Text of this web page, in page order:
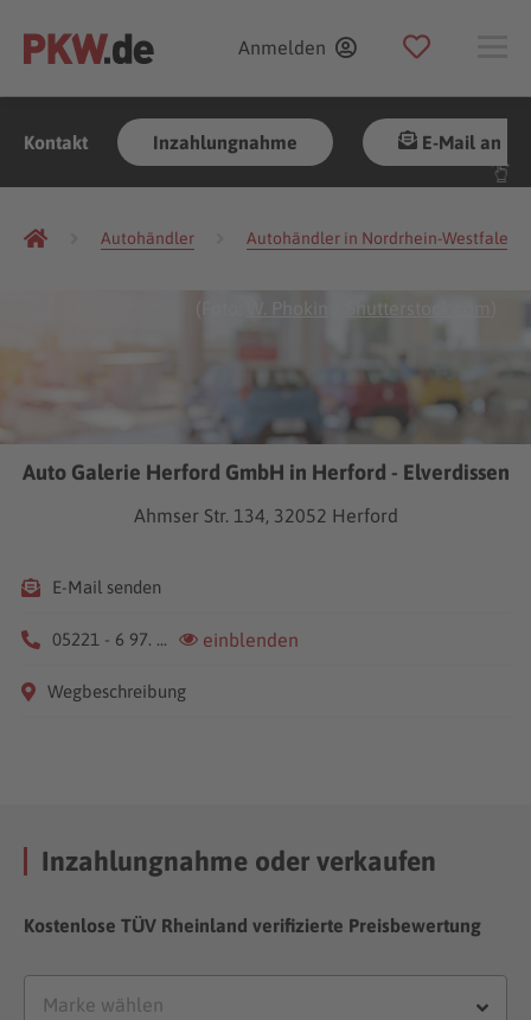
Anmelden
Kontakt Inzahlungnahme E-Mail an
Autohändler Autohändler in Nordrhein-Westfalen
(Foto: W. Phokin Shutterstock.com
Auto Galerie Herford GmbH in Herford - Elverdissen
Ahmser Str. 134, 32052 Herford
E-Mail senden
05221 - 6 97. ... einblenden
Wegbeschreibung
Inzahlungnahme oder verkaufen
Kostenlose TÜV Rheinland verifizierte Preisbewertung